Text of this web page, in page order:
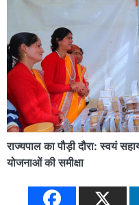
राज्यपाल का पौड़ी दौरा: स्वयं
योजनाओं की समीक्षा